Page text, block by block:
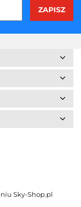
Sky-Shop.pl